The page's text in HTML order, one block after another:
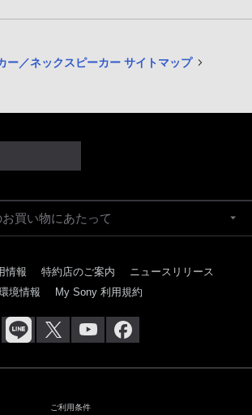
ー／ネックスピーカー サイトマップ
買い物にあたって
情報 特約店のご案内
ニュースリリース
境情報
My Sony 利用規約
ご利用条件